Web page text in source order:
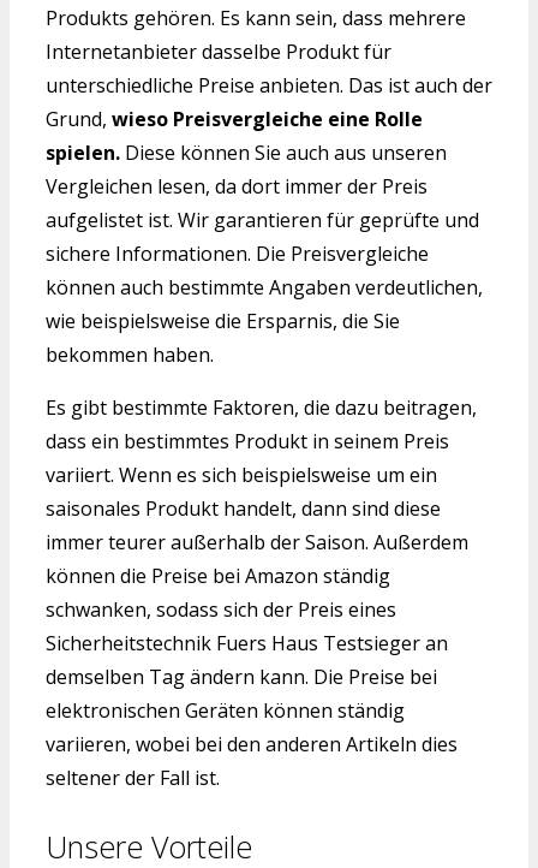
Produkts gehören. Es kann sein, dass mehrere
Internetanbieter dasselbe Produkt für
unterschiedliche Preise anbieten. Das ist auch der
Grund, wieso Preisvergleiche eine Rolle
spielen. Diese können Sie auch aus unseren
Vergleichen lesen, da dort immer der Preis
aufgelistet ist. Wir garantieren für geprüfte und
sichere Informationen. Die Preisvergleiche
können auch bestimmte Angaben verdeutlichen,
wie beispielsweise die Ersparnis, die Sie
bekommen haben.
Es gibt bestimmte Faktoren, die dazu beitragen,
dass ein bestimmtes Produkt in seinem Preis
variiert. Wenn es sich beispielsweise um ein
saisonales Produkt handelt, dann sind diese
immer teurer außerhalb der Saison. Außerdem
können die Preise bei Amazon ständig
schwanken, sodass sich der Preis eines
Sicherheitstechnik Fuers Haus Testsieger an
demselben Tag ändern kann. Die Preise bei
elektronischen Geräten können ständig
variieren, wobei bei den anderen Artikeln dies
seltener der Fall ist.
Unsere Vorteile